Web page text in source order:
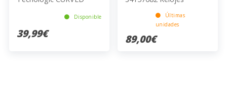
Negro 42x9x35mmDisponible
39,99€
3,3 cm (1.3") AMOLED 50
mm Digital 360 x 360
Pixeles Pantalla táctil 4G
Negro, Verde GPS
Últimas
unidades
89,00€